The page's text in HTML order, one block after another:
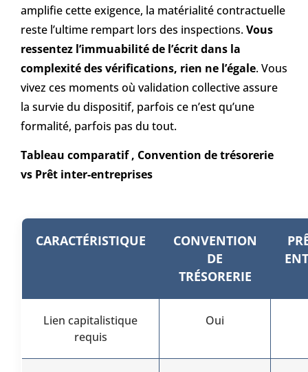
amplifie cette exigence, la matérialité contractuelle
reste l’ultime rempart lors des inspections.Vous
ressentez l’immuabilité de l’écrit dans la
complexité des vérifications, rien ne l’égale. Vous
vivez ces moments où validation collective assure
la survie du dispositif, parfois ce n’est qu’une
formalité, parfois pas du tout.
Tableau comparatif , Convention de trésorerie
vs Prêt inter-entreprises
CARACTÉRISTIQUE
CONVENTION
DE
TRÉSORERIE
Lien capitalistique
requis
Oui